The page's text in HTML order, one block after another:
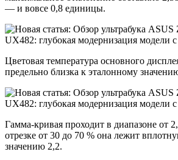
— и вовсе 0,8 единицы.
Цветовая температура основного
предельно близка к эталонному
Гамма-кривая проходит в диапазоне от
отрезке от 30 до 70 % она лежит
значению 2,2.